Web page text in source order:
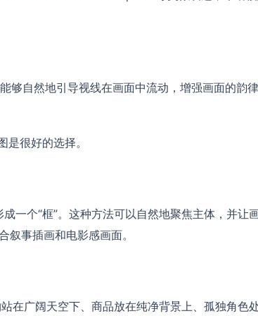
够自然地引导视线在画面中流动，增强画面的韵
很好的选择。
一个“框”。这种方法可以自然地聚焦主体，并让
叙事插画和电影感画面。
在广阔天空下、商品放在纯净背景上、孤独角色